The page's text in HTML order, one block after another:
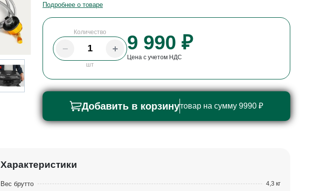
9 990 ₽
Цена с учетом НДС
Количество
шт
Добавить в корзинутовар на сумму 9990 ₽
Подробнее о товаре
Характеристики
Вес брутто 4,3 кг